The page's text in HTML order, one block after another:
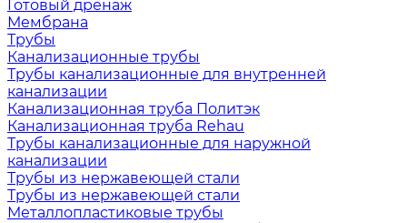
Готовый дренаж
Мембрана
Трубы
Канализационные трубы
Трубы канализационные для внутренней
канализации
Канализационная труба Политэк
Канализационная труба Rehau
Трубы канализационные для наружной
канализации
Трубы из нержавеющей стали
Трубы из нержавеющей стали
Металлопластиковые трубы